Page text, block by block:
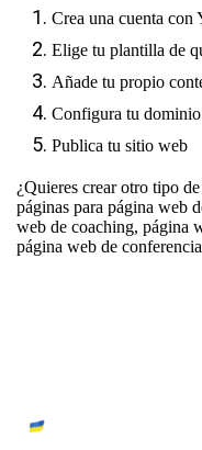
Crea una cuenta con
Elige tu plantilla de
Añade tu propio
Configura tu dominio
Publica tu sitio web
¿Quieres crear otro tipo
páginas para página web
web de coaching, página
página web de